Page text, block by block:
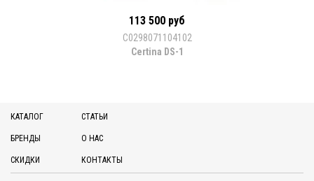
113 500 руб
С0298071104102
Certina DS-1
КАТАЛОГ
БРЕНДЫ
СКИДКИ
СТАТЬИ
О НАС
КОНТАКТЫ